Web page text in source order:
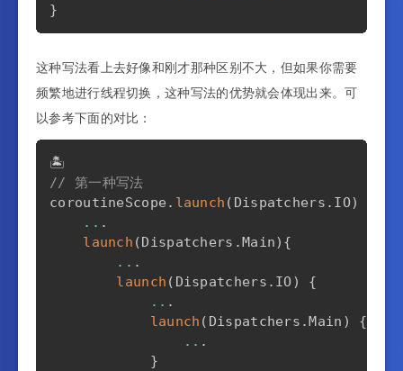
}
这种写法看上去好像和刚才那种区别不大，但如果你需要
频繁地进行线程切换，这种写法的优势就会体现出来。可
以参考下面的对比：
// 第一种写法
coroutineScope . launch ( Dispatchers . IO)
.. .
launch (Dispatchers .Main) {
.. .
launch ( Dispatchers . IO)
{
.. .
launch ( Dispatchers .Main )
{
.. .
}